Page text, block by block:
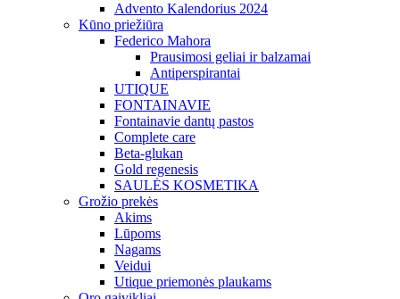
Advento Kalendorius 2024
Kūno priežiūra
Federico Mahora
Prausimosi geliai ir balzamai
Antiperspirantai
UTIQUE
FONTAINAVIE
Fontainavie dantų pastos
Complete care
Beta-glukan
Gold regenesis
SAULĖS KOSMETIKA
Grožio prekės
Akims
Lūpoms
Nagams
Veidui
Utique priemonės plaukams